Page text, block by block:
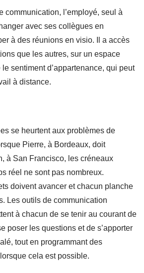
communication, l’employé, seul à
avec ses collègues en
à des réunions en visio. Il a accès
que les autres, sur un espace
sentiment d’appartenance, qui peut
à distance.
se heurtent aux problèmes de
Pierre, à Bordeaux, doit
à San Francisco, les créneaux
réel ne sont pas nombreux.
doivent avancer et chacun planche
Les outils de communication
à chacun de se tenir au courant de
poser les questions et de s’apporter
tout en programmant des
cela est possible.